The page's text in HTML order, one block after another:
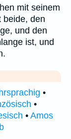
mit seinem
beide, den
und den
ist, und
•
•
• Amos